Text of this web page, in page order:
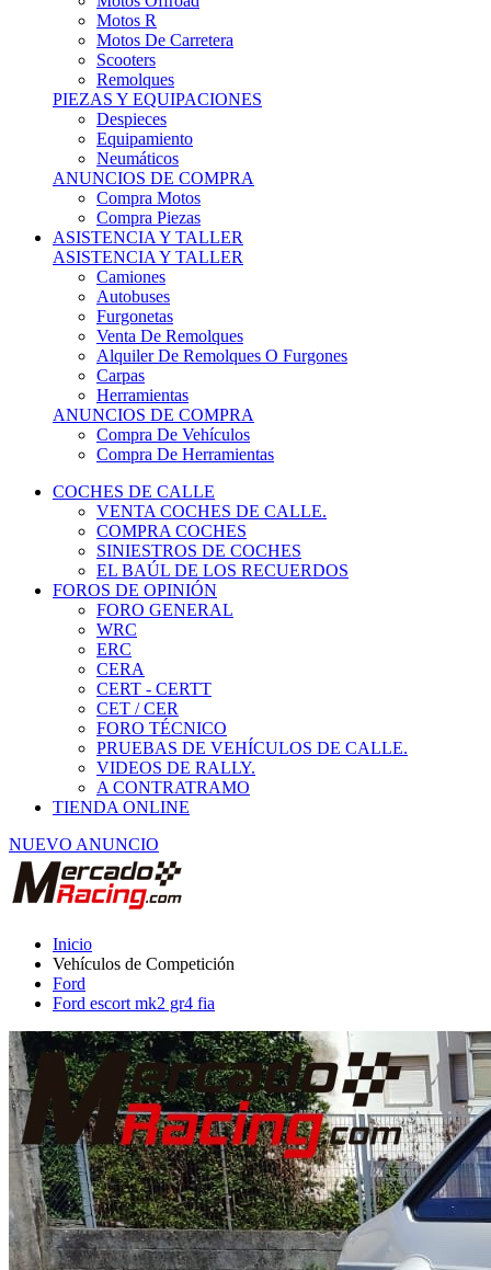
Motos R
Motos De Carretera
Scooters
Remolques
PIEZAS Y EQUIPACIONES
Despieces
Equipamiento
Neumáticos
ANUNCIOS DE COMPRA
Compra Motos
Compra Piezas
ASISTENCIA Y TALLER
ASISTENCIA Y TALLER
Camiones
Autobuses
Furgonetas
Venta De Remolques
Alquiler De Remolques O Furgones
Carpas
Herramientas
ANUNCIOS DE COMPRA
Compra De Vehículos
Compra De Herramientas
COCHES DE CALLE
VENTA COCHES DE CALLE.
COMPRA COCHES
SINIESTROS DE COCHES
EL BAÚL DE LOS RECUERDOS
FOROS DE OPINIÓN
FORO GENERAL
WRC
ERC
CERA
CERT - CERTT
CET / CER
FORO TÉCNICO
PRUEBAS DE VEHÍCULOS DE CALLE.
VIDEOS DE RALLY.
A CONTRATRAMO
TIENDA ONLINE
NUEVO ANUNCIO
Inicio
Vehículos de Competición
Ford
Ford escort mk2 gr4 fia